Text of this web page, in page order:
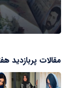
مقالات پربازدید